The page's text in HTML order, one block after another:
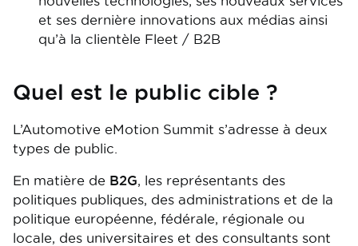
et ses dernière innovations aux médias ainsi
qu’à la clientèle Fleet / B2B
Quel est le public cible ?
L’Automotive eMotion Summit s’adresse à deux
types de public.
En matière de B2G, les représentants des
politiques publiques, des administrations et de la
politique européenne, fédérale, régionale ou
locale, des universitaires et des consultants sont